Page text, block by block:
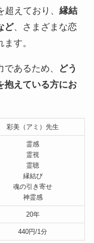
えており、 縁結
ど、さまざまな恋
す。
あるため、
どう
抱えている方にお
彩美（アミ）先生
霊感
霊視
霊聴
縁結び
魂の引き寄せ
神霊感
20年
440円/1分